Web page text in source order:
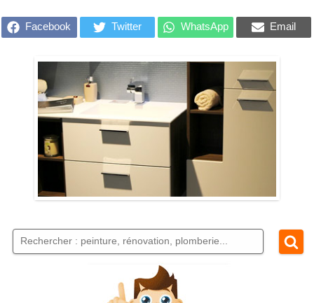
Facebook Twitter WhatsApp Email